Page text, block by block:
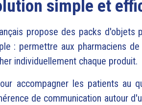
simple et
propose des packs d'objets
: permettre aux pharmaciens
individuellement chaque produit.
accompagner les patients au
de communication autour